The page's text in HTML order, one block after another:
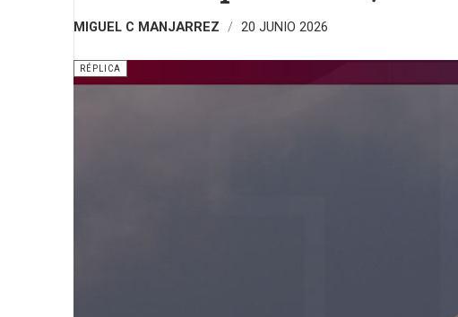
MIGUEL C MANJARREZ 20 JUNIO 2026
RÉPLICA